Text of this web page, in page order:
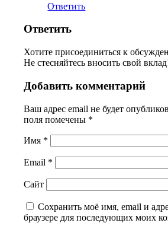
Ответить
Ответить
Хотите присоединиться к
Не стесняйтесь вносить свой
Добавить комментарий
Ваш адрес email не будет
поля помечены *
Имя *
Email *
Сайт
Сохранить моё имя, email и
браузере для последующих моих